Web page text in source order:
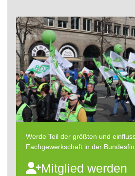
Werde Teil der größten und
Fachgewerkschaft in der
Mitglied werden